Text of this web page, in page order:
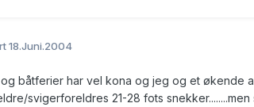
18.Juni.2004
båtferier har vel kona og jeg og et økende
svigerforeldres 21-28 fots